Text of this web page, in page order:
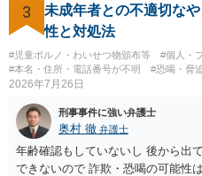
訟提起を選択すれば訴訟の中で解
3
未成年者との不適切な
性と対処法
#児童ポルノ・わいせつ物頒布等 #個人・
#本名・住所・電話番号が不明
#恐喝・脅
2026年7月26日
刑事事件に強い弁護士
奥村 徹 弁護士
年齢確認もしていないし 後から出
できないので 詐欺・恐喝の可能性